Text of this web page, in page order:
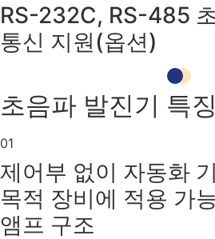
RS-232C, RS-485
통신 지원(옵션)
초음파 발진기 특징
01
제어부 없이 자동화
목적 장비에 적용 가
앰프 구조